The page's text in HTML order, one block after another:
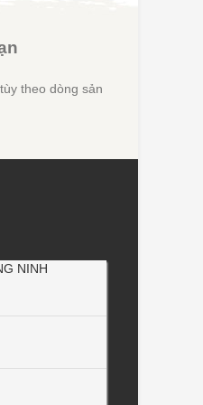
theo dòng sản
NINH